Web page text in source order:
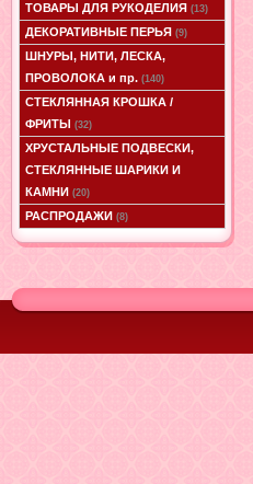
ТОВАРЫ ДЛЯ РУКОДЕЛИЯ (13)
ДЕКОРАТИВНЫЕ ПЕРЬЯ (9)
ШНУРЫ, НИТИ, ЛЕСКА,
ПРОВОЛОКА и пр. (140)
СТЕКЛЯННАЯ КРОШКА /
ФРИТЫ (32)
ХРУСТАЛЬНЫЕ ПОДВЕСКИ,
СТЕКЛЯННЫЕ ШАРИКИ И
КАМНИ (20)
РАСПРОДАЖИ (8)